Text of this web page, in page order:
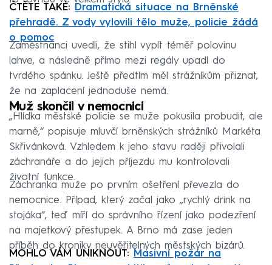
ČTĚTE TAKÉ:
Dramatická situace na Brněnské
přehradě. Z vody vylovili tělo muže, policie žádá
o pomoc
Zaměstnanci uvedli, že stihl vypít téměř polovinu
lahve, a následně přímo mezi regály upadl do
tvrdého spánku. Ještě předtím měl strážníkům přiznat,
že na zaplacení jednoduše nemá.
Muž skončil v nemocnici
„Hlídka městské policie se muže pokusila probudit, ale
marně,“ popisuje mluvčí brněnských strážníků Markéta
Skřivánková. Vzhledem k jeho stavu raději přivolali
záchranáře a do jejich příjezdu mu kontrolovali
životní funkce.
Záchranka muže po prvním ošetření převezla do
nemocnice. Případ, který začal jako „rychlý drink na
stojáka“, teď míří do správního řízení jako podezření
na majetkový přestupek. A Brno má zase jeden
příběh do kroniky neuvěřitelných městských bizárů.
MOHLO VÁM UNIKNOUT:
Masivní požár na